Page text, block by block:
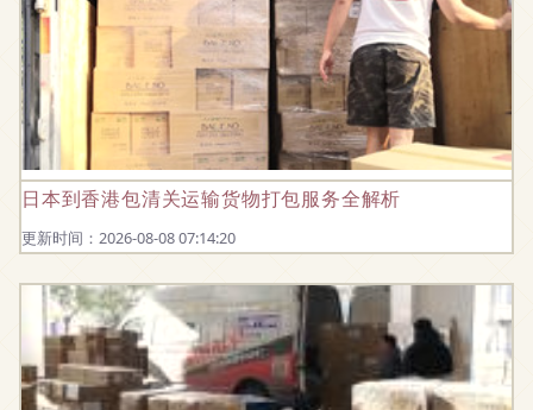
日本到香港包清关运输货物打包服务全解析
更新时间：2026-08-08 07:14:20